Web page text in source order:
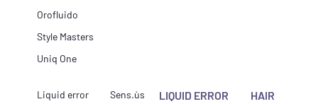
Orofluido
Style Masters
Uniq One
Liquid error
Sens.ùs
LIQUID ERROR
HAIR